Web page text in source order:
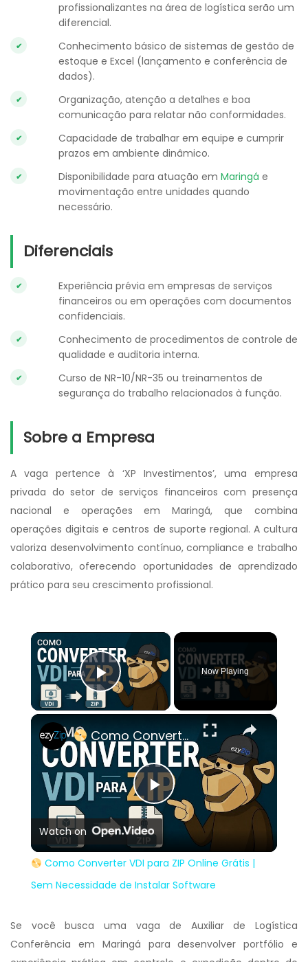
profissionalizantes na área de logística serão um
diferencial.
Conhecimento básico de sistemas de gestão de
estoque e Excel (lançamento e conferência de
dados).
Organização, atenção a detalhes e boa
comunicação para relatar não conformidades.
Capacidade de trabalhar em equipe e cumprir
prazos em ambiente dinâmico.
Disponibilidade para atuação em Maringá e
movimentação entre unidades quando
necessário.
Diferenciais
Experiência prévia em empresas de serviços
financeiros ou em operações com documentos
confidenciais.
Conhecimento de procedimentos de controle de
qualidade e auditoria interna.
Curso de NR-10/NR-35 ou treinamentos de
segurança do trabalho relacionados à função.
Sobre a Empresa
A vaga pertence à ‘XP Investimentos’, uma empresa
privada do setor de serviços financeiros com presença
nacional e operações em Maringá, que combina
operações digitais e centros de suporte regional. A cultura
valoriza desenvolvimento contínuo, compliance e trabalho
colaborativo, oferecendo oportunidades de aprendizado
prático para seu crescimento profissional.
×
Play Video
Now Playing
×
Play
Video
Como Converter VDI para ZIP Online Grátis | Sem Necessidade de Instalar Software
Watch on
Como Converter VDI para ZIP Online Grátis |
Sem Necessidade de Instalar Software
Se você busca uma vaga de Auxiliar de Logística
Conferência em Maringá para desenvolver portfólio e